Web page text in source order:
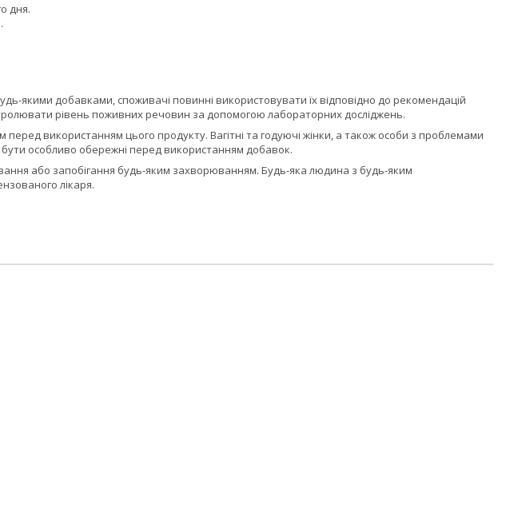
дня.
якими добавками, споживачі повинні використовувати їх відповідно до рекомендацій
рівень поживних речовин за допомогою лабораторних досліджень.
перед використанням цього продукту. Вагітні та годуючі жінки, а також особи з проблемами
бути особливо обережні перед використанням добавок.
або запобігання будь-яким захворюванням. Будь-яка людина з будь-яким
лікаря.